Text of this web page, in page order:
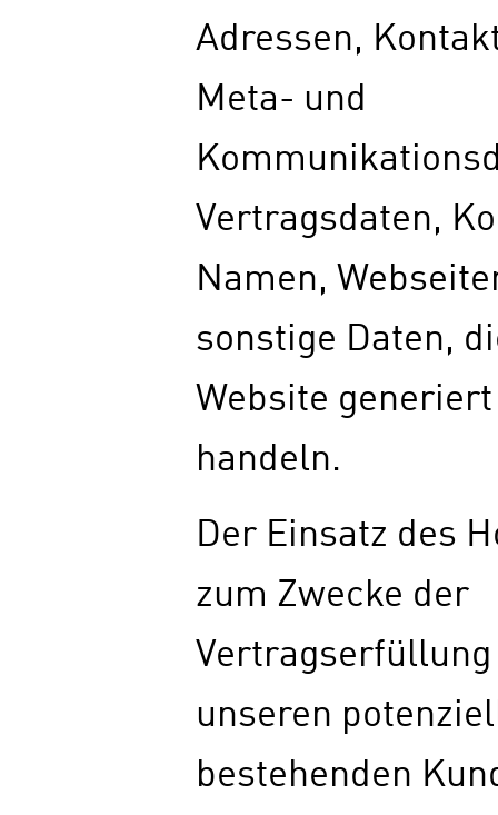
Adressen,
Meta- und
Vertragsdaten,
Namen,
sonstige Daten,
Website
handeln.
Der Einsatz des
zum Zwecke der
Vertragserfüllung
unseren
bestehenden